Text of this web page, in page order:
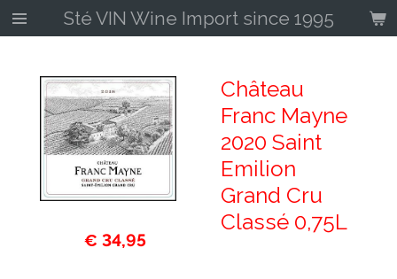
Ga
direct
hoofdinhoud
Sté VIN Wine Import since 1995
Château
Franc Mayne
2020 Saint
Emilion
Grand Cru
Classé 0,75L
€ 34,95